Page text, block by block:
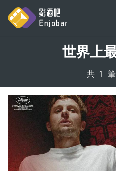
會員
影劇
影劇
世界上
共 1